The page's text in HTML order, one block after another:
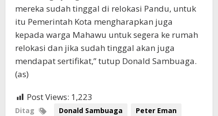
mereka sudah tinggal di relokasi Pandu, untuk
itu Pemerintah Kota mengharapkan juga
kepada warga Mahawu untuk segera ke rumah
relokasi dan jika sudah tinggal akan juga
mendapat sertifikat,” tutup Donald Sambuaga.
(as)
Post Views: 1,223
Ditag Donald Sambuaga
Peter Eman